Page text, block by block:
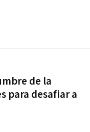
de la
para desafiar a